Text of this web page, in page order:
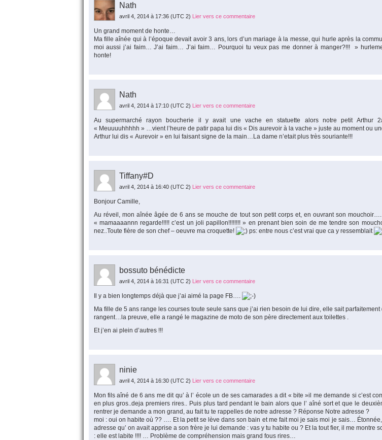
Nath
avril 4, 2014 à 17:36 (UTC 2) Lier vers ce commentaire
Un grand moment de honte…
Ma fille aînée qui à l’époque devait avoir 3 ans, lors d’un mariage à la messe, qui hurle après la
moi aussi j’ai faim… J’ai faim… J’ai faim… Pourquoi tu veux pas me donner à manger?!!! »
honte!
Nath
avril 4, 2014 à 17:10 (UTC 2) Lier vers ce commentaire
Au supermarché rayon boucherie il y avait une vache en statuette alors notre petit Arthur
« Meuuuuhhhhh » …vient l’heure de patir papa lui dis « Dis aurevoir à la vache » juste au moment ou
Arthur lui dis « Aurevoir » en lui faisant signe de la main…La dame n’etait plus très souriante!!!
Tiffany#D
avril 4, 2014 à 16:40 (UTC 2) Lier vers ce commentaire
Bonjour Camille,
Au réveil, mon aînée âgée de 6 ans se mouche de tout son petit corps et, en ouvrant son
« mamaaaannn regarde!!!!! c’est un joli papillon!!!!!!!! » en prenant bien soin de me tendre son
nez..Toute fière de son chef – oeuvre ma croquette!
ps: entre nous c’est vrai que ca y ressemblait
bossuto bénédicte
avril 4, 2014 à 16:31 (UTC 2) Lier vers ce commentaire
Il y a bien longtemps déjà que j’ai aimé la page FB….
Ma fille de 5 ans range les courses toute seule sans que j’ai rien besoin de lui dire, elle sait parfaitement
rangent…la preuve, elle a rangé le magazine de moto de son père directement aux toilettes .
Et j’en ai plein d’autres !!!
ninie
avril 4, 2014 à 16:30 (UTC 2) Lier vers ce commentaire
Mon fils aîné de 6 ans me dit qu’ à l’ école un de ses camarades a dit « bite »il me demande si c’est
en plus gros..deja premiers rires.. Puis plus tard pendant le bain alors que l’ aîné sort et que le
rentrer je demande a mon grand, au fait tu te rappelles de notre adresse ? Réponse Notre adresse ?
moi : oui on habite où ?? …. Et la petit se lève dans son bain et me fait moi je sais moi je sais… Étonnée,
adresse qu’ on avait apprise a son frère je lui demande : vas y tu habite ou ? Et la tout fier, il me montre
: elle est labite !!!! … Problème de compréhension mais grand fous rires…